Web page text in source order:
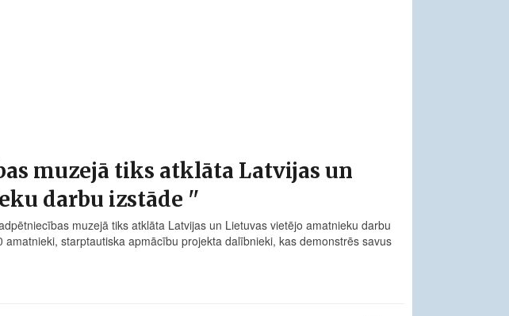
muzejā tiks atklāta Latvijas un
darbu izstāde ''
muzejā tiks atklāta Latvijas un Lietuvas vietējo amatnieku darbu
amatnieki, starptautiska apmācību projekta dalībnieki, kas demonstrēs savus